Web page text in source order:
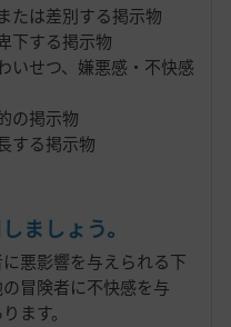
たは差別する掲示物
下する掲示物
いせつ、嫌悪感・不快感
の掲示物
する掲示物
ましょう。
悪影響を与えられる下
冒険者に不快感を与
ます。